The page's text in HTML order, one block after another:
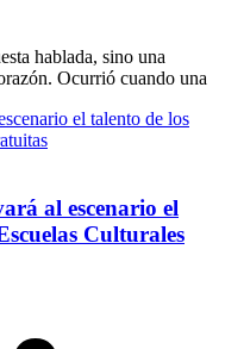
hablada, sino una
Ocurrió cuando una
al escenario el
Culturales